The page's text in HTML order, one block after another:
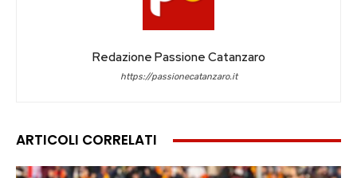
Redazione Passione Catanzaro
https://passionecatanzaro.it
ARTICOLI CORRELATI